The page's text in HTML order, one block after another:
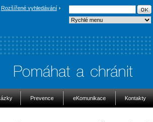
Rozšířené vyhledávání
Prevence eKomunikace Kontakty